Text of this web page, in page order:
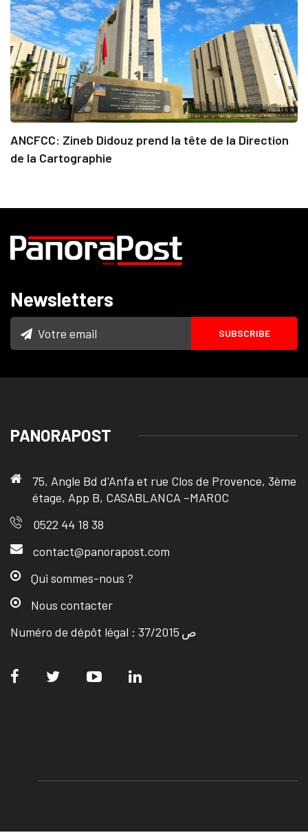
ANCFCC: Zineb Didouz prend la tête de la Direction
de la Cartographie
Newsletters
PANORAPOST
75, Angle Bd d'Anfa et rue Clos de Provence, 3ème
étage, App B, CASABLANCA –MAROC
0522 44 18 38
contact@panorapost.com
Qui sommes-nous ?
Nous contacter
Numéro de dépôt légal : ص 37/2015